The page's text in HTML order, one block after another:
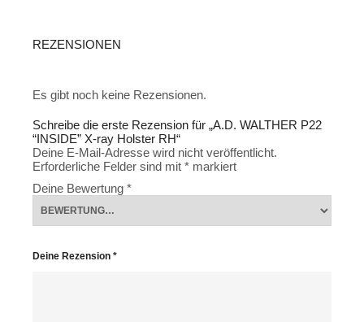
REZENSIONEN
Es gibt noch keine Rezensionen.
Schreibe die erste Rezension für „A.D. WALTHER P22
“INSIDE” X-ray Holster RH“
Deine E-Mail-Adresse wird nicht veröffentlicht.
Erforderliche Felder sind mit * markiert
Deine Bewertung *
Deine Rezension *